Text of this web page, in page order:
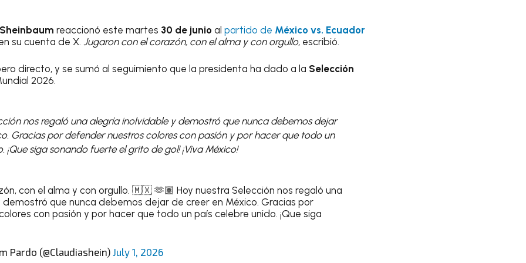
reaccionó este martes 30 de junio al partido de México vs. Ecuador
su cuenta de X. Jugaron con el corazón, con el alma y con orgullo, escribió.
directo, y se sumó al seguimiento que la presidenta ha dado a la Selección
2026.
nos regaló una alegría inolvidable y demostró que nunca debemos dejar
Gracias por defender nuestros colores con pasión y por hacer que todo un
¡Que siga sonando fuerte el grito de gol! ¡Viva México!
con el alma y con orgullo. 🇲🇽 🫶🏽 Hoy nuestra Selección nos regaló una
que nunca debemos dejar de creer en México. Gracias por
con pasión y por hacer que todo un país celebre unido. ¡Que siga
Pardo (@Claudiashein) July 1, 2026